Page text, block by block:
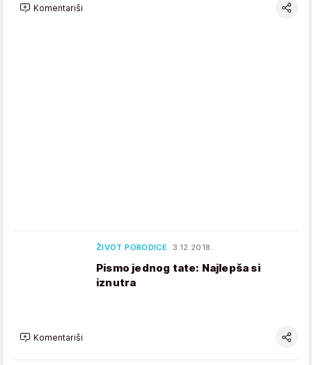
Komentariši
ŽIVOT PORODICE 3.12.2018.
Pismo jednog tate: Najlepša si
iznutra
Komentariši